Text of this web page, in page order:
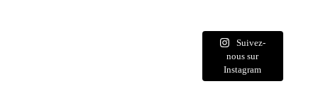
Suivez-
nous sur
Instagram